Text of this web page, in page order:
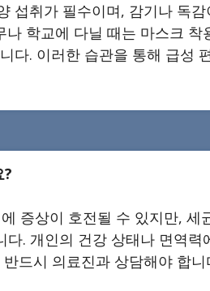
섭취가 필수이며, 감기나 독
학교에 다닐 때는 마스크 착
다. 이러한 습관을 통해 급성
?
증상이 호전될 수 있지만, 세
. 개인의 건강 상태나 면역력
드시 의료진과 상담해야 합니